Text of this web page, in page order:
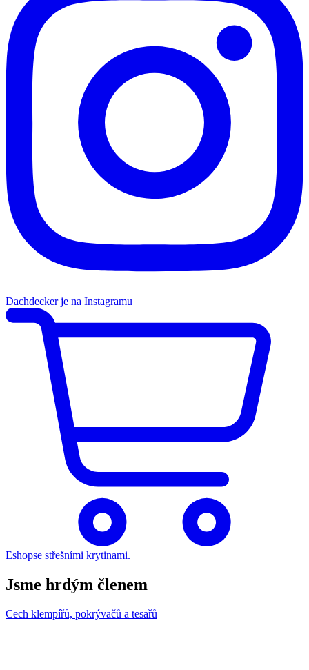
Dachdecker je na Instagramu
Eshopse střešními krytinami.
Jsme hrdým členem
Cech klempířů, pokrývačů a tesařů